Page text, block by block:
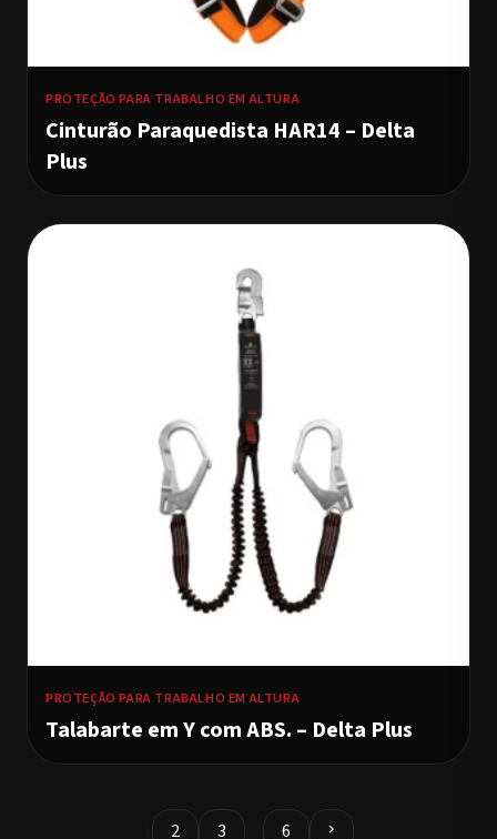
PROTEÇÃO PARA TRABALHO EM ALTURA
Cinturão Paraquedista HAR14 – Delta
Plus
PROTEÇÃO PARA TRABALHO EM ALTURA
Talabarte em Y com ABS. – Delta Plus
1 2 3 6 chevron_right